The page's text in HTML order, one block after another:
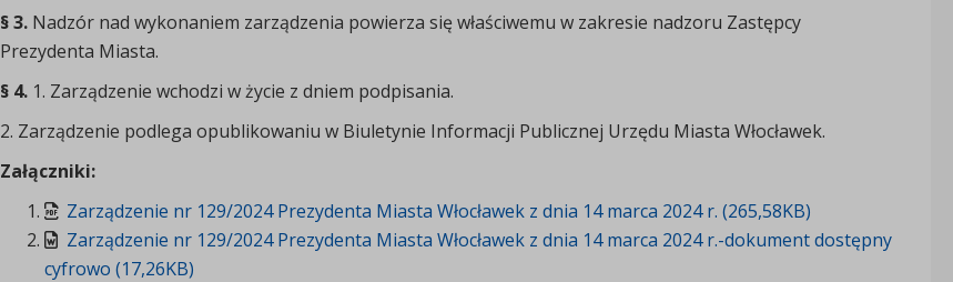
§ 3. Nadzór nad wykonaniem zarządzenia powierza się właściwemu w zakresie nadzoru Zastępcy
Prezydenta Miasta.
§ 4. 1. Zarządzenie wchodzi w życie z dniem podpisania.
2. Zarządzenie podlega opublikowaniu w Biuletynie Informacji Publicznej Urzędu Miasta Włocławek.
Załączniki:
Zarządzenie nr 129/2024 Prezydenta Miasta Włocławek z dnia 14 marca 2024 r. (265,58KB)
Zarządzenie nr 129/2024 Prezydenta Miasta Włocławek z dnia 14 marca 2024 r.-dokument dostępny
cyfrowo (17,26KB)